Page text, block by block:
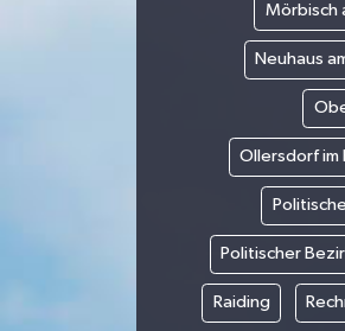
Mörbisch
Neuhaus
Ollersdorf im
Politischer
Raiding